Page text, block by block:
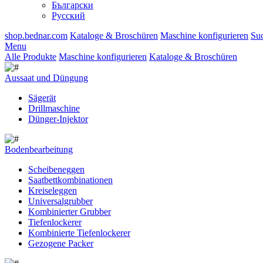
Български
Русский
shop.bednar.com Kataloge & Broschüren Maschine konfigurieren
Menu
Alle Produkte Maschine konfigurieren Kataloge & Broschüren
Aussaat und Düngung
Sägerät
Drillmaschine
Dünger-Injektor
Bodenbearbeitung
Scheibeneggen
Saatbettkombinationen
Kreiseleggen
Universalgrubber
Kombinierter Grubber
Tiefenlockerer
Kombinierte Tiefenlockerer
Gezogene Packer